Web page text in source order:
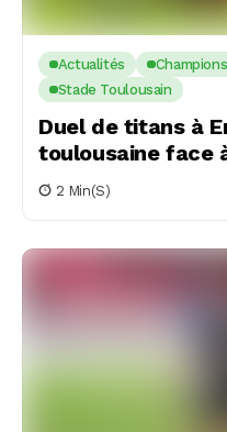
Actualités
Stade Toulousain
Duel de titans à
toulousaine face
2 Min(s)